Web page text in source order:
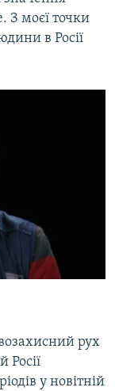
З моєї точки
в Росії
рух
Росії
у новітній